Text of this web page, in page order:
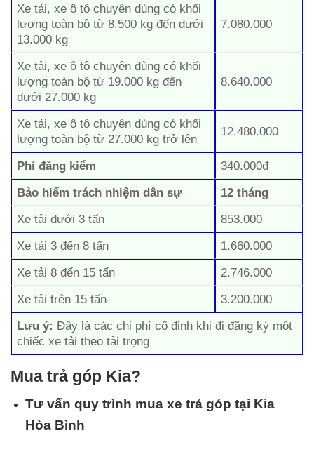
Xe tải, xe ô tô chuyên dùng có khối
lượng toàn bộ từ 8.500 kg đến dưới
13.000 kg
7.080.000
Xe tải, xe ô tô chuyên dùng có khối
lượng toàn bộ từ 19.000 kg đến
dưới 27.000 kg
8.640.000
Xe tải, xe ô tô chuyên dùng có khối
lượng toàn bộ từ 27.000 kg trở lên
12.480.000
Phí đăng kiểm
340.000đ
Bảo hiểm trách nhiệm dân sự
12 tháng
Xe tải dưới 3 tấn
853.000
Xe tải 3 đến 8 tấn
1.660.000
Xe tải 8 đến 15 tấn
2.746.000
Xe tải trên 15 tấn
3.200.000
Lưu ý:Đây là các chi phí cố định khi đi đăng ký một
chiếc xe tải theo tải trọng
Mua trả góp Kia?
Tư vấn quy trình mua xe trả góp tại Kia
Hòa Bình